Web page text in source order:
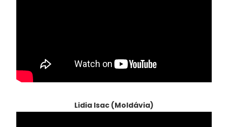
Lidia Isac (Moldávia)